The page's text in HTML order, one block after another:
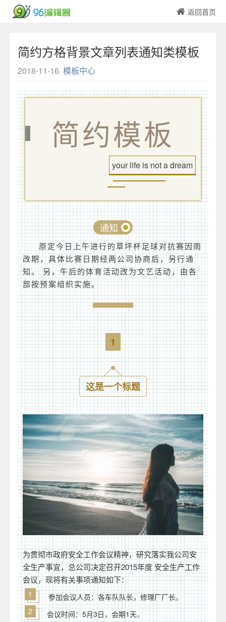
返回首页
简约方格背景文章列表通知类模板
2018-11-16 模板中心
简约模板
your life is not a dream
通知
原定今日上午进行的草坪杯足球对抗赛因雨
改期，具体比赛日期经两公司协商后，另行通
知。 另，午后的体育活动改为文艺活动，由各
部按预案组织实施。
1
这是一个标题
为贯彻市政府安全工作会议精神，研究落实我公司安
全生产事宜，总公司决定召开2015年度 安全生产工作
会议，现将有关事项通知如下：
1 参加会议人员：各车队队长，修理厂厂长。
2
会议时间：5月3日，会期1天。